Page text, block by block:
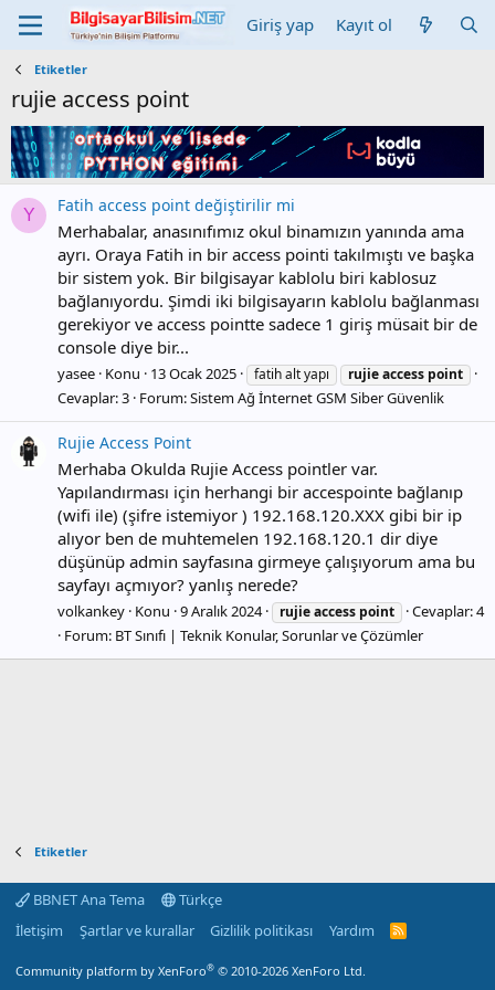
Giriş yap Kayıt ol
Etiketler
rujie access point
Y Fatih access point değiştirilir mi
Merhabalar, anasınıfımız okul binamızın yanında ama
ayrı. Oraya Fatih in bir access pointi takılmıştı ve başka
bir sistem yok. Bir bilgisayar kablolu biri kablosuz
bağlanıyordu. Şimdi iki bilgisayarın kablolu bağlanması
gerekiyor ve access pointte sadece 1 giriş müsait bir de
console diye bir...
yasee Konu 13 Ocak 2025 fatih alt yapı rujieaccess point
Cevaplar: 3 Forum:Sistem Ağ İnternet GSM Siber Güvenlik
Rujie Access Point
Merhaba Okulda Rujie Access pointler var.
Yapılandırması için herhangi bir accespointe bağlanıp
(wifi ile) (şifre istemiyor ) 192.168.120.XXX gibi bir ip
alıyor ben de muhtemelen 192.168.120.1 dir diye
düşünüp admin sayfasına girmeye çalışıyorum ama bu
sayfayı açmıyor? yanlış nerede?
volkankey Konu 9 Aralık 2024 rujieaccess point
Cevaplar: 4
Forum: BT Sınıfı | Teknik Konular, Sorunlar ve Çözümler
Etiketler
BBNET Ana Tema
Türkçe
İletişim
Şartlar ve kurallar Gizlilik politikası Yardım
R
Community platform by XenForo® © 2010-2026 XenForo Ltd.